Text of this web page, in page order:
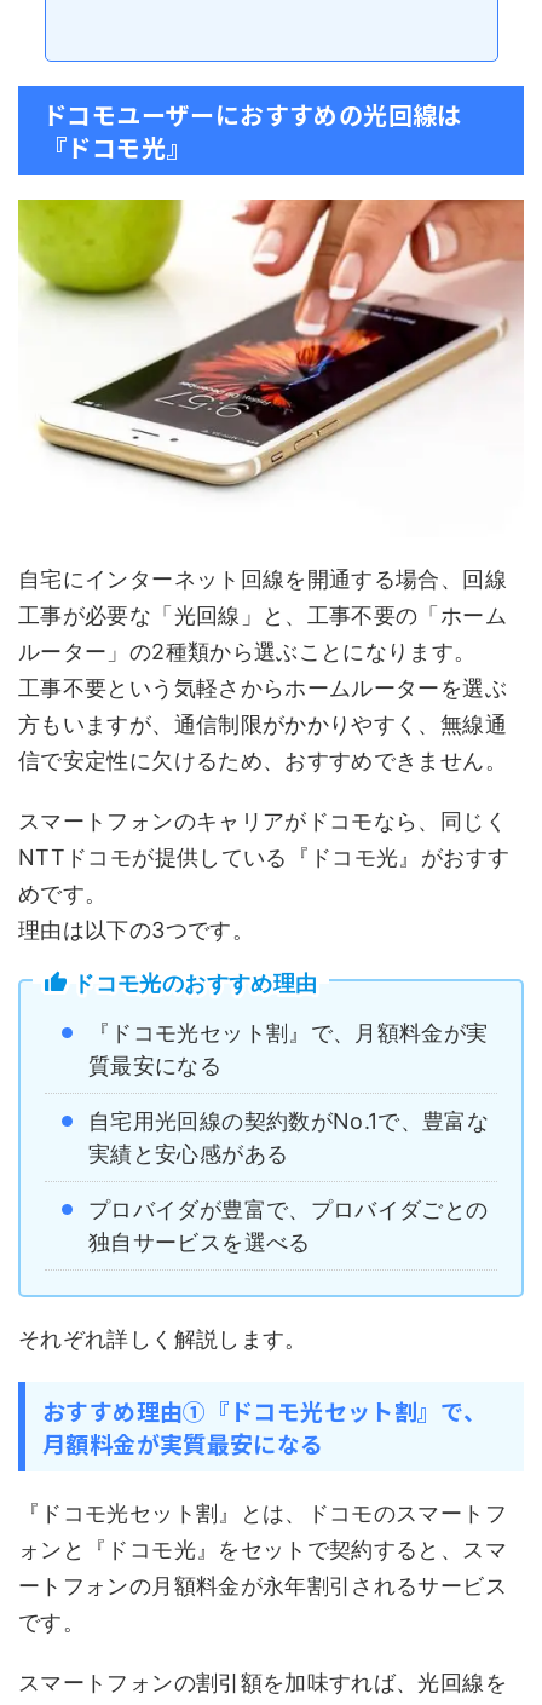
ドコモユーザーにおすすめの光回線は
『ドコモ光』
自宅にインターネット回線を開通する場合、回線
工事が必要な「光回線」と、工事不要の「ホーム
ルーター」の2種類から選ぶことになります。
工事不要という気軽さからホームルーターを選ぶ
方もいますが、通信制限がかかりやすく、無線通
信で安定性に欠けるため、おすすめできません。
スマートフォンのキャリアがドコモなら、同じく
NTTドコモが提供している『ドコモ光』がおすす
めです。
理由は以下の3つです。
ドコモ光のおすすめ理由
『ドコモ光セット割』で、月額料金が実
質最安になる
自宅用光回線の契約数がNo.1で、豊富な
実績と安心感がある
プロバイダが豊富で、プロバイダごとの
独自サービスを選べる
それぞれ詳しく解説します。
おすすめ理由①『ドコモ光セット割』で、
月額料金が実質最安になる
『ドコモ光セット割』とは、ドコモのスマートフ
ォンと『ドコモ光』をセットで契約すると、スマ
ートフォンの月額料金が永年割引されるサービス
です。
スマートフォンの割引額を加味すれば、光回線を